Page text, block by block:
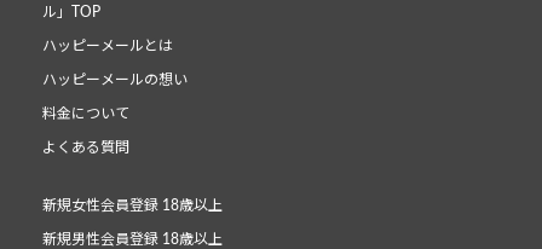
ル」TOP
ハッピーメールとは
ハッピーメールの想い
料金について
よくある質問
新規女性会員登録 18歳以上
新規男性会員登録 18歳以上